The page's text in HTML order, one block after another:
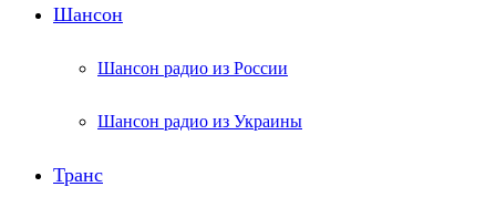
Шансон
Шансон радио из России
Шансон радио из Украины
Транс